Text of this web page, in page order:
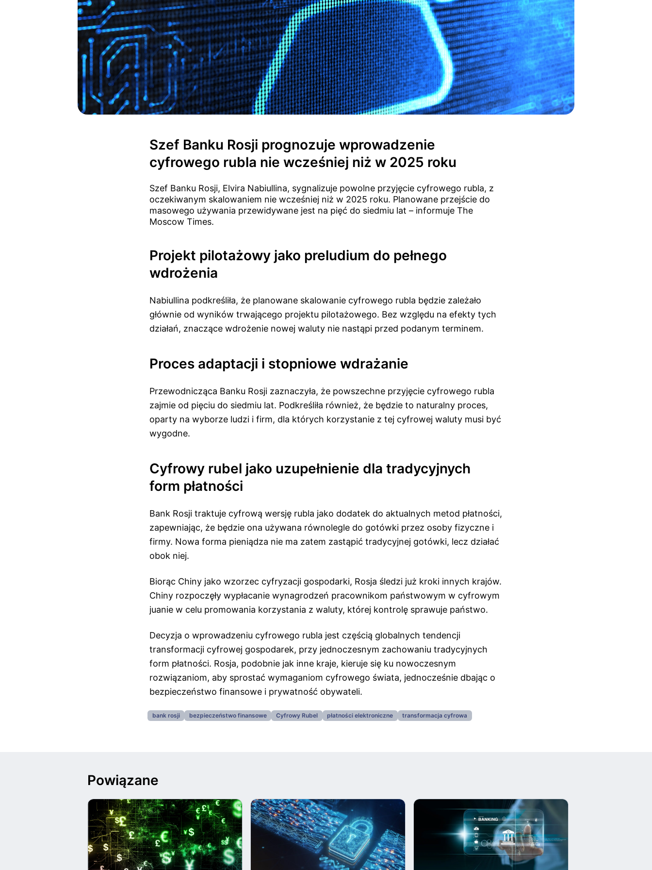
Szef Banku Rosji prognozuje wprowadzenie
cyfrowego rubla nie wcześniej niż w 2025 roku
Szef Banku Rosji, Elvira Nabiullina, sygnalizuje powolne przyjęcie cyfrowego rubla, z
oczekiwanym skalowaniem nie wcześniej niż w 2025 roku. Planowane przejście do
masowego używania przewidywane jest na pięć do siedmiu lat – informuje The
Moscow Times.
Projekt pilotażowy jako preludium do pełnego
wdrożenia
Nabiullina podkreśliła, że planowane skalowanie cyfrowego rubla będzie zależało
głównie od wyników trwającego projektu pilotażowego. Bez względu na efekty tych
działań, znaczące wdrożenie nowej waluty nie nastąpi przed podanym terminem.
Proces adaptacji i stopniowe wdrażanie
Przewodnicząca Banku Rosji zaznaczyła, że powszechne przyjęcie cyfrowego rubla
zajmie od pięciu do siedmiu lat. Podkreśliła również, że będzie to naturalny proces,
oparty na wyborze ludzi i firm, dla których korzystanie z tej cyfrowej waluty musi być
wygodne.
Cyfrowy rubel jako uzupełnienie dla tradycyjnych
form płatności
Bank Rosji traktuje cyfrową wersję rubla jako dodatek do aktualnych metod płatności,
zapewniając, że będzie ona używana równolegle do gotówki przez osoby fizyczne i
firmy. Nowa forma pieniądza nie ma zatem zastąpić tradycyjnej gotówki, lecz działać
obok niej.
Biorąc Chiny jako wzorzec cyfryzacji gospodarki, Rosja śledzi już kroki innych krajów.
Chiny rozpoczęły wypłacanie wynagrodzeń pracownikom państwowym w cyfrowym
juanie w celu promowania korzystania z waluty, której kontrolę sprawuje państwo.
Decyzja o wprowadzeniu cyfrowego rubla jest częścią globalnych tendencji
transformacji cyfrowej gospodarek, przy jednoczesnym zachowaniu tradycyjnych
form płatności. Rosja, podobnie jak inne kraje, kieruje się ku nowoczesnym
rozwiązaniom, aby sprostać wymaganiom cyfrowego świata, jednocześnie dbając o
bezpieczeństwo finansowe i prywatność obywateli.
bank rosji bezpieczeństwo finansowe Cyfrowy Rubel płatności elektroniczne transformacja cyfrowa
Powiązane